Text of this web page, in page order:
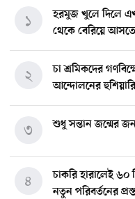
হরমুজ খুলে দিলে
থেকে বেরিয়ে আসতে
১
চা শ্রমিকদের
আন্দোলনের হুশিয়ারি
২
শুধু সন্তান জন্মের
৩
চাকরি হারালেই ৬০
নতুন পরিবর্তনের
৪